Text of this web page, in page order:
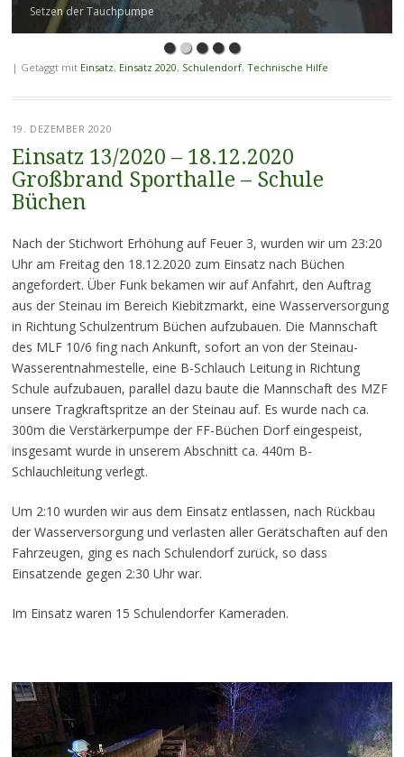
Setzen der Tauchpumpe
| Getaggt mit Einsatz, Einsatz 2020, Schulendorf, Technische Hilfe
19. DEZEMBER 2020
Einsatz 13/2020 – 18.12.2020
Großbrand Sporthalle – Schule
Büchen
Nach der Stichwort Erhöhung auf Feuer 3, wurden wir um 23:20
Uhr am Freitag den 18.12.2020 zum Einsatz nach Büchen
angefordert. Über Funk bekamen wir auf Anfahrt, den Auftrag
aus der Steinau im Bereich Kiebitzmarkt, eine Wasserversorgung
in Richtung Schulzentrum Büchen aufzubauen. Die Mannschaft
des MLF 10/6 fing nach Ankunft, sofort an von der Steinau-
Wasserentnahmestelle, eine B-Schlauch Leitung in Richtung
Schule aufzubauen, parallel dazu baute die Mannschaft des MZF
unsere Tragkraftspritze an der Steinau auf. Es wurde nach ca.
300m die Verstärkerpumpe der FF-Büchen Dorf eingespeist,
insgesamt wurde in unserem Abschnitt ca. 440m B-
Schlauchleitung verlegt.
Um 2:10 wurden wir aus dem Einsatz entlassen, nach Rückbau
der Wasserversorgung und verlasten aller Gerätschaften auf den
Fahrzeugen, ging es nach Schulendorf zurück, so dass
Einsatzende gegen 2:30 Uhr war.
Im Einsatz waren 15 Schulendorfer Kameraden.